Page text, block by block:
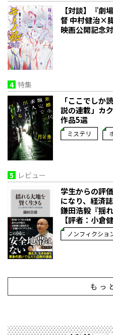
【対談】『劇
督 中村健治×
映画公開記念
4 特集
「ここでしか
説の連載」――
作品5選
ミステリ
5 レビュー
学生からの評
になり、経済
鎌田浩毅『揺
【評者：小倉健
ノンフィクショ
もっ